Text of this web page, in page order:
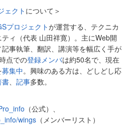
ェクト について＞
プロジェクトが運営する、テクニカ
ィ（代表 山田祥寛）。主にWeb開
事執筆、翻訳、講演等を幅広く手が
点での登録メンバは約50名で、現在
募集中。興味のある方は、どしどし応
書、記事多数。
（公式）、
wings （メンバーリスト）